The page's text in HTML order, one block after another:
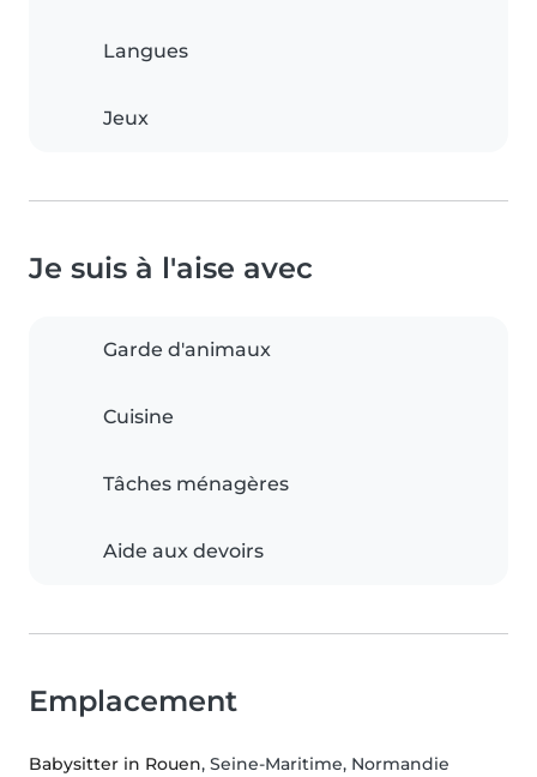
Langues
Jeux
Je suis à l'aise avec
Garde d'animaux
Cuisine
Tâches ménagères
Aide aux devoirs
Emplacement
Babysitter in Rouen, Seine-Maritime, Normandie